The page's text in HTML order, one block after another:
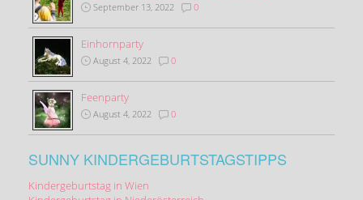
September 13, 2022 0
Einhornparty
August 4, 2022 0
Feenparty
August 4, 2022 0
SUNNY KINDERGEBURTSTAGSTIPPS
Kindergeburtstag in Wien